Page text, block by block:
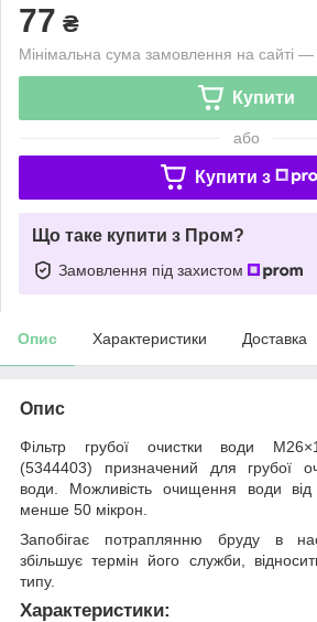
77 ₴
Мінімальна сума замовлення на сайті
Купити
або
Купити з
Що таке купити з Пром?
Замовлення під захистом
Опис Характеристики Доставка
Опис
Фільтр грубої очистки води
(5344403) призначений для грубої
води. Можливість очищення води від
менше 50 мікрон.
Запобігає потраплянню бруду в
збільшує термін його служби,
типу.
Характеристики: